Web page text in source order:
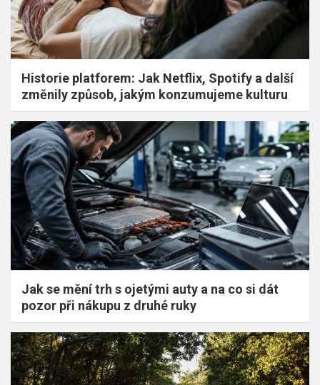
Historie platforem: Jak Netflix, Spotify a další
změnily způsob, jakým konzumujeme kulturu
Jak se mění trh s ojetými auty a na co si dát
pozor při nákupu z druhé ruky